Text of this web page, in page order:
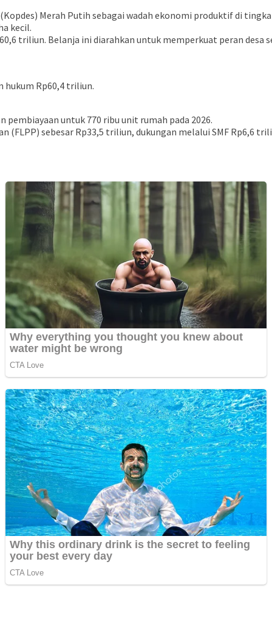
Merah Putih sebagai wadah ekonomi produktif di
kecil.
triliun. Belanja ini diarahkan untuk memperkuat peran
hukum Rp60,4 triliun.
untuk 770 ribu unit rumah pada 2026.
sebesar Rp33,5 triliun, dukungan melalui SMF Rp6,6